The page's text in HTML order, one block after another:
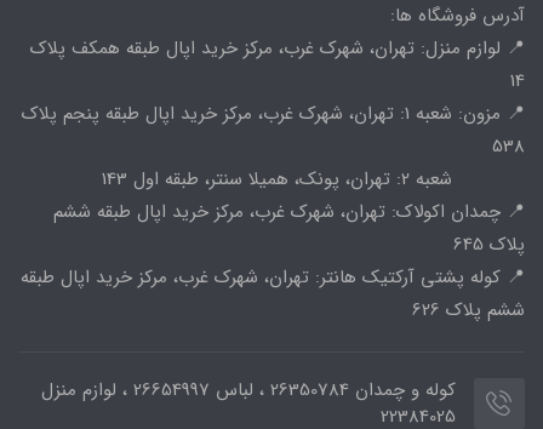
آدرس فروشگاه ها:
📍 لوازم منزل: تهران، شهرک غرب، مرکز خرید اپال طبقه همکف پلاک
14
📍 مزون: شعبه 1: تهران، شهرک غرب، مرکز خرید اپال طبقه پنجم پلاک
538
شعبه 2: تهران، پونک، همیلا سنتر، طبقه اول 143
📍 چمدان اکولاک: تهران، شهرک غرب، مرکز خرید اپال طبقه ششم
پلاک 645
📍 کوله پشتی آرکتیک هانتر: تهران، شهرک غرب، مرکز خرید اپال طبقه
ششم پلاک 626
کوله و چمدان 26350784 ، لباس 26654997 ، لوازم منزل
22384025